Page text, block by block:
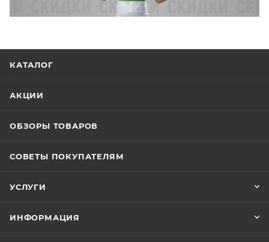
КАТАЛОГ
АКЦИИ
ОБЗОРЫ ТОВАРОВ
СОВЕТЫ ПОКУПАТЕЛЯМ
УСЛУГИ
ИНФОРМАЦИЯ